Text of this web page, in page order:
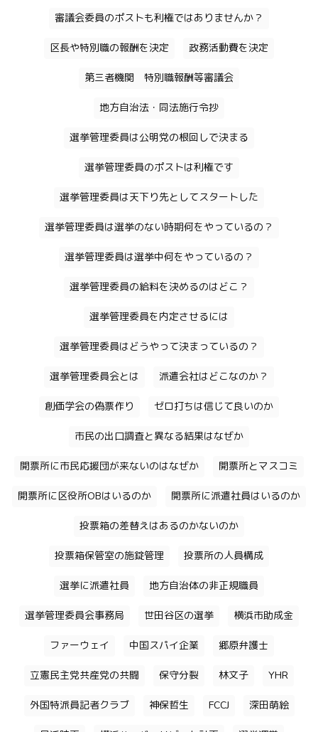
審議会委員のポストも利権ではありませんか？
区長や特別職の報酬を決定 政務活動費を決定
第三者機関 特別職報酬等審議会
地方自治法・同法施行令抄
選挙管理委員は公明党の根回しで決まる
選挙管理委員のポストは利権です
選挙管理委員は天下り先としてスタートした
選挙管理委員は選挙のない時期何をやっているの？
選挙管理委員は選挙中何をやっているの？
選挙管理委員の給料を決めるのはどこ？
選挙管理委員を内定させるには
選挙管理委員はどうやって決まっているの？
選挙管理委員会とは 派遣会社はどこなのか？
創価学会の偽票作り ゼロ打ちは信じて良いのか
市民の出口調査と異なる結果はなぜか
開票所に市民応援団が来ないのはなぜか 開票所とマスコミ
開票所に区役所OBはいるのか 開票所に派遣社員はいるのか
投票箱の差替えはあるのかないのか
投票箱保管室の施錠管理 投票所の人員構成
選挙に派遣社員 地方自治体の非正規職員
選挙管理委員会事務局 世田谷区の選挙 横浜市助成金
ファーウェイ 中国スパイ企業 郷原弁護士
立憲民主党共産党の共闘 保守分裂 林文子 YHR
外国特派員記者クラブ 神保哲生 FCCJ 深田萌絵